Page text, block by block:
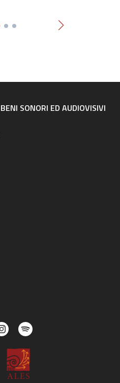
SONORI ED AUDIOVISIVI